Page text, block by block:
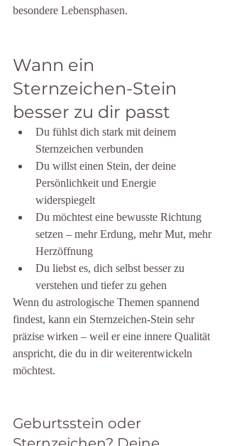
besondere Lebensphasen.
Wann ein
Sternzeichen-Stein
besser zu dir passt
Du fühlst dich stark mit deinem
Sternzeichen verbunden
Du willst einen Stein, der deine
Persönlichkeit und Energie
widerspiegelt
Du möchtest eine bewusste Richtung
setzen – mehr Erdung, mehr Mut, mehr
Herzöffnung
Du liebst es, dich selbst besser zu
verstehen und tiefer zu gehen
Wenn du astrologische Themen spannend
findest, kann ein Sternzeichen-Stein sehr
präzise wirken – weil er eine innere Qualität
anspricht, die du in dir weiterentwickeln
möchtest.
Geburtsstein oder